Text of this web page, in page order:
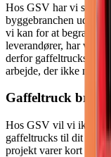
Hos GSV har vi stort
byggebranchen
vi kan for at begrænse
leverandører, har vi
derfor gaffeltrucks på
arbejde, der ikke må
Gaffeltruck
Hos GSV vil vi ikke
gaffeltrucks til dit
projekt varer kort eller